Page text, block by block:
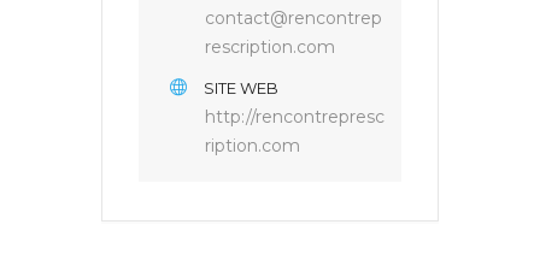
contact@rencontrep
rescription.com
SITE WEB
http://rencontrepresc
ription.com